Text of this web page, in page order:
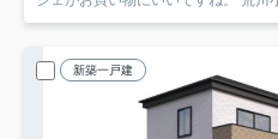
新築一戸建